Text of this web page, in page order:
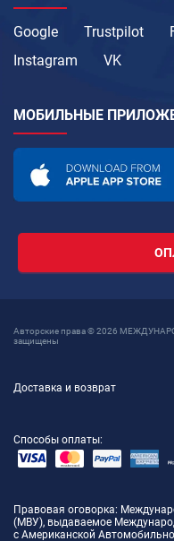
Google Trustpilot
Instagram
VK
МОБИЛЬНЫЕ
Авторские права © 2026
защищены
Доставка и возврат
Способы оплаты:
Правовая оговорка:
(МВУ), выдаваемое
с Американской